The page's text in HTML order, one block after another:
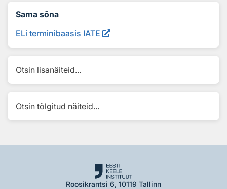
Sama sõna
ELi terminibaasis IATE
Otsin lisanäiteid...
Otsin tõlgitud näiteid...
Roosikrantsi 6, 10119 Tallinn